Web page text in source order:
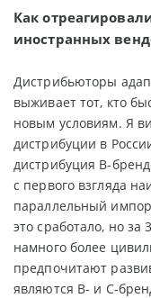
Как
иностранных
Дистрибьюторы
выживает тот, кто
новым условиям. Я
дистрибуции в
дистрибуция В-
с первого взгляда
параллельный
это сработало, но за
намного более
предпочитают
являются В- и С-